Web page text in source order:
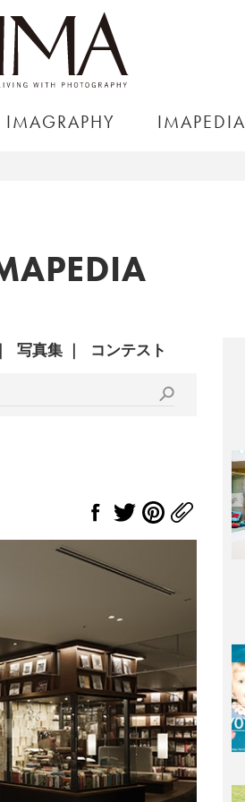
IMAGRAPHY IMAPEDIA
写真集 コンテスト